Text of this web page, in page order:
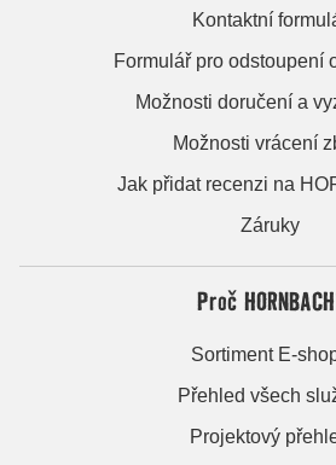
Kontaktní
Formulář pro odstoupení
Možnosti doručení a
Možnosti vrácení
Jak přidat recenzi na
Záruky
Proč
Sortiment E-
Přehled všech
Projektový